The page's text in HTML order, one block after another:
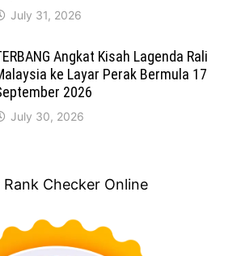
July 31, 2026
Angkat Kisah Lagenda Rali
ke Layar Perak Bermula 17
2026
July 30, 2026
Rank Checker Online